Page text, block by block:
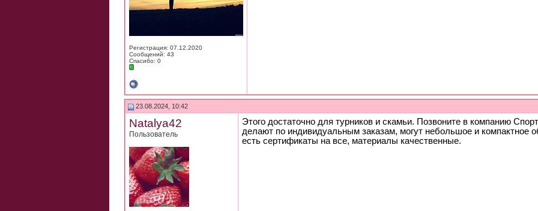
Регистрация: 07.12.2020
Сообщений: 43
Спасибо: 0
23.08.2024, 10:42
Natalya42
Пользователь
Этого достаточно для турников и скамьи. Позвоните в компанию
делают по индивидуальным заказам, могут небольшое и компактное
есть сертификаты на все, материалы качественные.